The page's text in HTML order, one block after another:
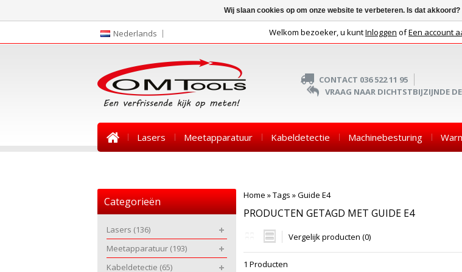
Nederlands Welkom bezoeker, u kuntInloggen ofEen account
CONTACT 036 522 11 95
VRAAG NAAR DICHTSTBIJZIJNDE
Lasers Meetapparatuur Kabeldetectie Machinebesturing
Home »Tags »Guide E4
PRODUCTEN GETAGD MET GUIDE E4
Vergelijk producten (0)
1 Producten
Categorieën
Lasers (136)
Meetapparatuur (193)
Kabeldetectie (65)
Wij slaan cookies op om onze website te verbeteren. Is dat akkoord?